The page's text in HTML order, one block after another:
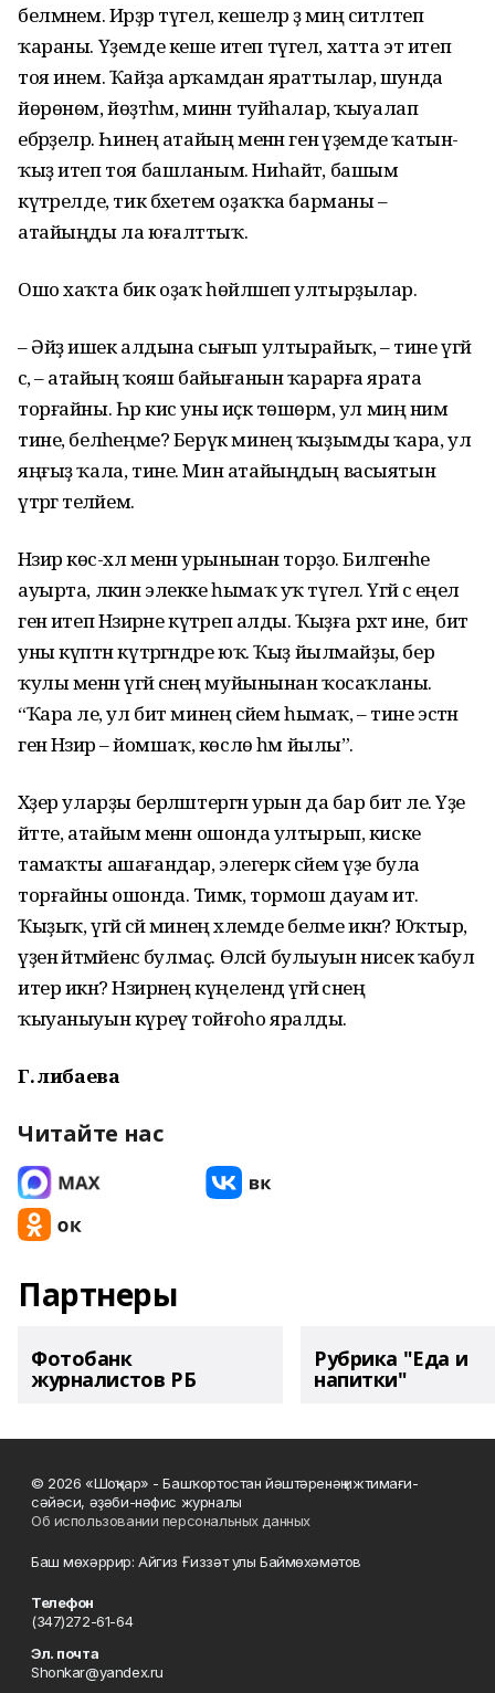
белмәнем. Ирҙәр түгел, кешеләр ҙә миңә ситләтеп
ҡараны. Үҙемде кеше итеп түгел, хатта эт итеп
тоя инем. Ҡайҙа арҡамдан яраттылар, шунда
йөрөнөм, йөҙәтһәм, минән туйһалар, ҡыуалап
ебәрҙеләр. Һинең атайың менән генә үҙемде ҡатын-
ҡыҙ итеп тоя башланым. Ниһайәт, башым
күтәрелде, тик бәхетем оҙаҡҡа барманы –
атайыңды ла юғалттыҡ.
Ошо хаҡта бик оҙаҡ һөйләшеп ултырҙылар.
– Әйҙә ишек алдына сығып ултырайыҡ, – тине үгәй
әсә, – атайың ҡояш байығанын ҡарарға ярата
торғайны. Һәр кис уны иҫкә төшөрәм, ул миңә нимә
тине, беләһеңме? Берүк минең ҡыҙымды ҡара, ул
яңғыҙ ҡала, тине. Мин атайыңдың васыятын
үтәргә теләйем.
Нәзирә көс-хәл менән урынынан торҙо. Билгенәһе
ауырта, ләкин элекке һымаҡ уҡ түгел. Үгәй әсә еңел
генә итеп Нәзирәне күтәреп алды. Ҡыҙға рәхәт ине, ә бит
уны күптән күтәргәндәре юҡ. Ҡыҙ йылмайҙы, бер
ҡулы менән үгәй әсәнең муйынынан ҡосаҡланы.
“Ҡара әле, ул бит минең әсәйем һымаҡ, – тине эстән
генә Нәзирә – йомшаҡ, көслө һәм йылы”.
Хәҙер уларҙы берләштергән урын да бар бит әле. Үҙе
әйтте, атайым менән ошонда ултырып, киске
тамаҡты ашағандар, элегерәк әсәйем үҙе була
торғайны ошонда. Тимәк, тормош дауам итә.
Ҡыҙыҡ, үгәй әсәй минең хәлемде беләме икән? Юҡтыр,
үҙенә әйтмәйенсә булмаҫ. Өләсәй булыуын нисек ҡабул
итер икән? Нәзирәнең күңелендә үгәй әсәнең
ҡыуаныуын күреү тойғоһо яралды.
Г. Әлибаева
Читайте нас
Партнеры
Фотобанк
журналистов РБ
Рубрика "Еда и
напитки"
© 2026 «Шоңҡар» - Башҡортостан йәштәренәң ижтимағи-
сәйәси, әҙәби-нәфис журналы
Об использовании персональных данных
Баш мөхәррир: Айгиз Ғиззәт улы Баймөхәмәтов
Телефон
(347)272-61-64
Эл. почта
Shonkar@yandex.ru